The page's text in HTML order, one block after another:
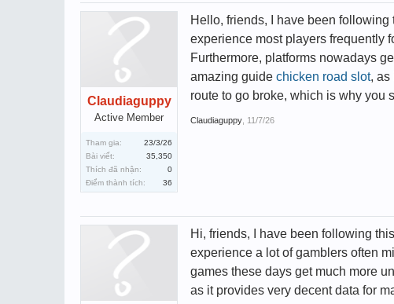
Claudiaguppy
Active Member
Tham gia:
23/3/26
Bài viết:
35,350
Thích đã nhận:
0
Điểm thành tích:
36
Hello, friends, I have been
experience most players frequently
Furthermore, platforms nowadays
amazing guide chicken road slot, as
route to go broke, which is why you
Claudiaguppy 11/7/26
Hi, friends, I have been following
experience a lot of gamblers often
games these days get much more
as it provides very decent data for